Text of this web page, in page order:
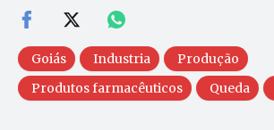
Goiás Industria
Produção
Produtos farmacêuticos
Queda